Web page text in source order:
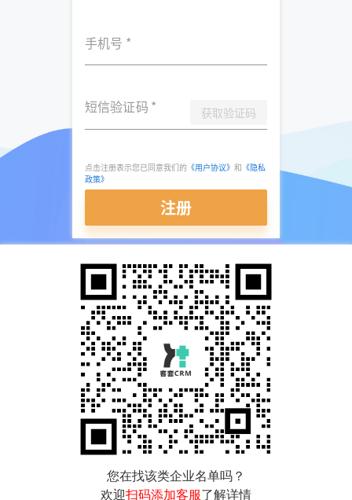
手机号 *
短信验证码 * 获取验证码
点击注册表示您已同意我们的 《用户协议》 和 《隐私
政策》
注册
您在找该类企业名单吗？
欢迎扫码添加客服了解详情